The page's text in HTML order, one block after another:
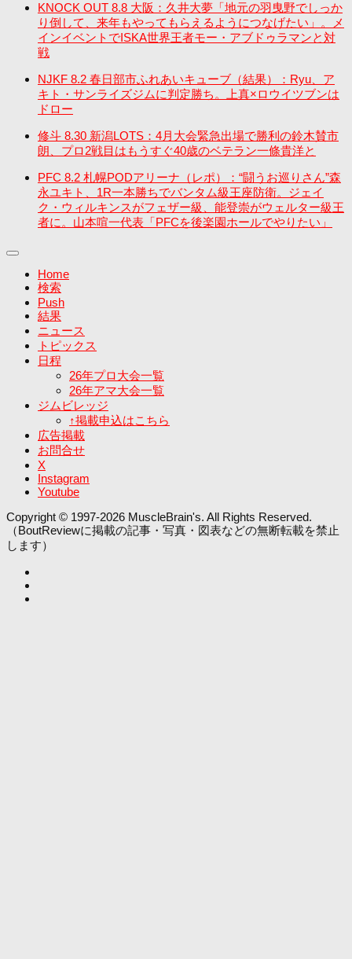
KNOCK OUT 8.8 大阪：久井大夢「地元の羽曳野でしっか
り倒して、来年もやってもらえるようにつなげたい」。メ
インイベントでISKA世界王者モー・アブドゥラマンと対
戦
NJKF 8.2 春日部市ふれあいキューブ（結果）：Ryu、ア
キト・サンライズジムに判定勝ち。上真×ロウイツブンは
ドロー
修斗 8.30 新潟LOTS：4月大会緊急出場で勝利の鈴木賛市
朗、プロ2戦目はもうすぐ40歳のベテラン一條貴洋と
PFC 8.2 札幌PODアリーナ（レポ）：“闘うお巡りさん”森
永ユキト、1R一本勝ちでバンタム級王座防衛。ジェイ
ク・ウィルキンスがフェザー級、能登崇がウェルター級王
者に。山本喧一代表「PFCを後楽園ホールでやりたい」
Home
検索
Push
結果
ニュース
トピックス
日程
26年プロ大会一覧
26年アマ大会一覧
ジムビレッジ
↑掲載申込はこちら
広告掲載
お問合せ
X
Instagram
Youtube
Copyright © 1997-2026 MuscleBrain's. All Rights Reserved.
（BoutReviewに掲載の記事・写真・図表などの無断転載を禁止
します）